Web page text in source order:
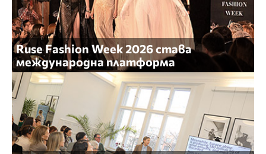
Ruse Fashion Week 2026 става
международна платформа